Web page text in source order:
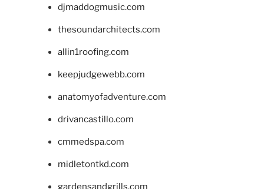
djmaddogmusic.com
thesoundarchitects.com
allin1roofing.com
keepjudgewebb.com
anatomyofadventure.com
drivancastillo.com
cmmedspa.com
midletontkd.com
gardensandgrills.com